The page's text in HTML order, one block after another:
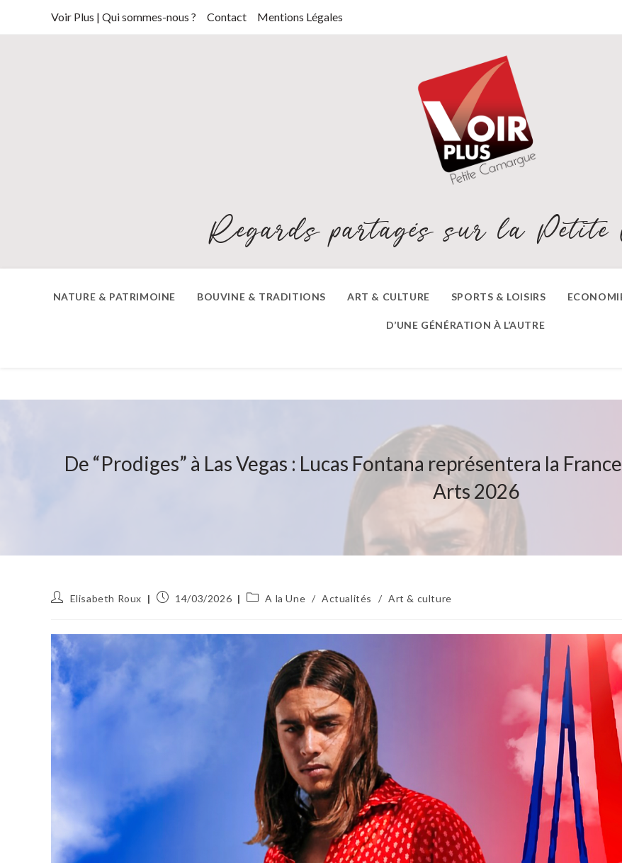
Voir Plus | Qui sommes-nous ? Contact Mentions Légales
Regards partagés sur la Petite
NATURE & PATRIMOINE BOUVINE & TRADITIONS ART & CULTURE SPORTS & LOISIRS
D’UNE GÉNÉRATION À L’AUTRE
De “Prodiges” à Las Vegas : Lucas Fontana représentera la
Arts 2026
Auteur/autrice
publication :
Elisabeth Roux
Publication
14/03/2026
PostA la Une / Actualités / Art & culture